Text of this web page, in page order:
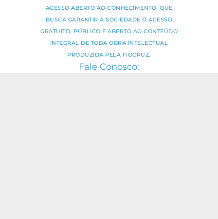
ACESSO ABERTO AO CONHECIMENTO, QUE
BUSCA GARANTIR À SOCIEDADE O ACESSO
GRATUITO, PÚBLICO E ABERTO AO CONTEÚDO
INTEGRAL DE TODA OBRA INTELECTUAL
PRODUZIDA PELA FIOCRUZ.
Fale Conosco: